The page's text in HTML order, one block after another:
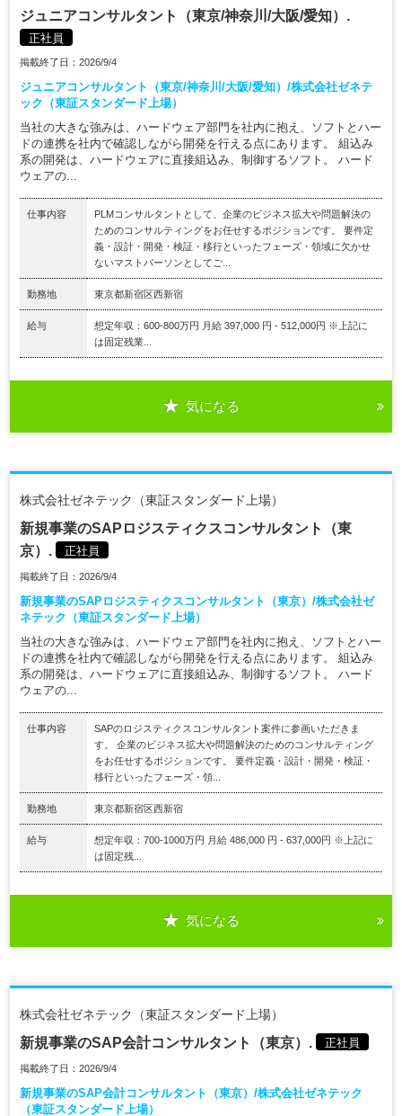
ジュニアコンサルタント（東京/神奈川/大阪/愛知）.
正社員
掲載終了日：2026/9/4
ジュニアコンサルタント（東京/神奈川/大阪/愛知）/株式会社ゼネテ
ック（東証スタンダード上場）
当社の大きな強みは、ハードウェア部門を社内に抱え、ソフトとハー
ドの連携を社内で確認しながら開発を行える点にあります。 組込み
系の開発は、ハードウェアに直接組込み、制御するソフト。 ハード
ウェアの...
仕事内容
PLMコンサルタントとして、企業のビジネス拡大や問題解決の
ためのコンサルティングをお任せするポジションです。 要件定
義・設計・開発・検証・移行といったフェーズ・領域に欠かせ
ないマストパーソンとしてご...
勤務地 東京都新宿区西新宿
給与
想定年収：600-800万円 月給 397,000 円 - 512,000円 ※上記に
は固定残業...
気になる
株式会社ゼネテック（東証スタンダード上場）
新規事業のSAPロジスティクスコンサルタント（東
京）.
正社員
掲載終了日：2026/9/4
新規事業のSAPロジスティクスコンサルタント（東京）/株式会社ゼ
ネテック（東証スタンダード上場）
当社の大きな強みは、ハードウェア部門を社内に抱え、ソフトとハー
ドの連携を社内で確認しながら開発を行える点にあります。 組込み
系の開発は、ハードウェアに直接組込み、制御するソフト。 ハード
ウェアの...
仕事内容
SAPのロジスティクスコンサルタント案件に参画いただきま
す。 企業のビジネス拡大や問題解決のためのコンサルティング
をお任せするポジションです。 要件定義・設計・開発・検証・
移行といったフェーズ・領...
勤務地 東京都新宿区西新宿
給与
想定年収：700-1000万円 月給 486,000 円 - 637,000円 ※上記に
は固定残...
気になる
株式会社ゼネテック（東証スタンダード上場）
新規事業のSAP会計コンサルタント（東京）. 正社員
掲載終了日：2026/9/4
新規事業のSAP会計コンサルタント（東京）/株式会社ゼネテック
（東証スタンダード上場）